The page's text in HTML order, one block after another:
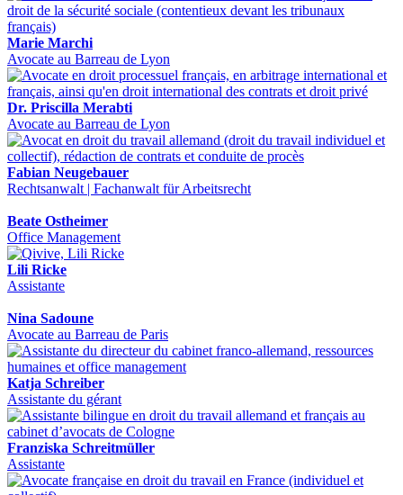
Marie Marchi
Avocate au Barreau de Lyon
Dr. Priscilla Merabti
Avocate au Barreau de Lyon
Fabian Neugebauer
Rechtsanwalt | Fachanwalt für Arbeitsrecht
Beate Ostheimer
Office Management
Lili Ricke
Assistante
Nina Sadoune
Avocate au Barreau de Paris
Katja Schreiber
Assistante du gérant
Franziska Schreitmüller
Assistante